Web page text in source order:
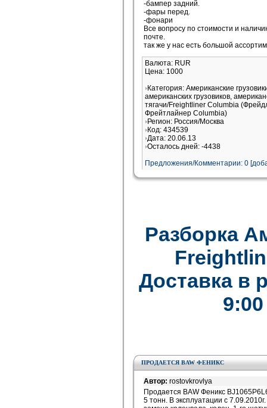
-бампер задний.
-фары перед.
-фонари
Все вопросу по стоимости и
почте.
так же у нас есть большой
Валюта: RUR
Цена: 1000
Категория: Американские
американских грузовиков,
тягачи/Freightliner Columbia
Фрейтлайнер Columbia)
Регион: Россия/Москва
Код: 434539
Дата: 20.06.13
Осталось дней: -4438
Предложения/Комментарии: 0
Разборка
Доставка в
ПРОДАЕТСЯ BAW ФЕНИКС
Автор: rostovkrovlya
Продается BAW Феникс
5 тонн. В эксплуатации с